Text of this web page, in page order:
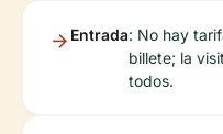
Entrada: No hay
billete; la
todos.